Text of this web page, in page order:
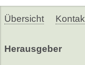
Übersicht
Herausgeber